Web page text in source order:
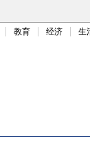
教育 经济 生